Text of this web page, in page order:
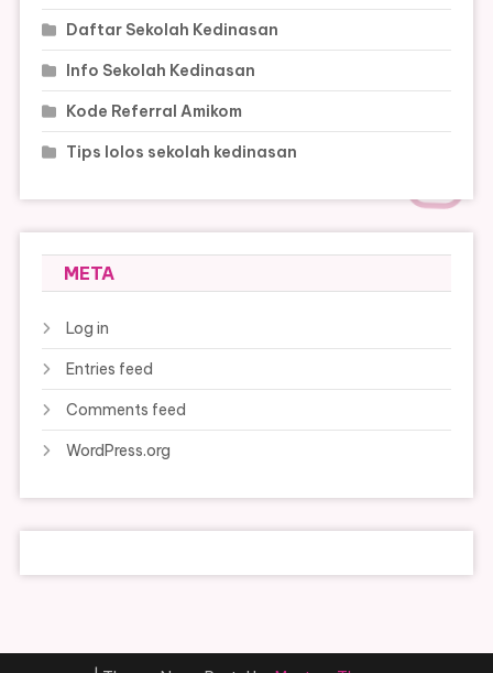
Daftar Sekolah Kedinasan
Info Sekolah Kedinasan
Kode Referral Amikom
Tips lolos sekolah kedinasan
META
Log in
Entries feed
Comments feed
WordPress.org